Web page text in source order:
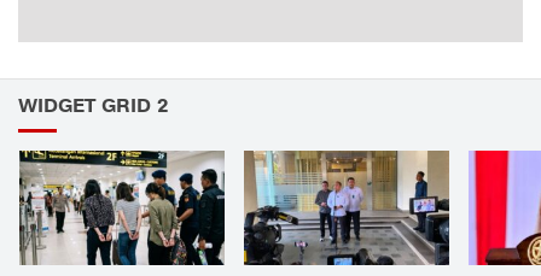
WIDGET GRID 2